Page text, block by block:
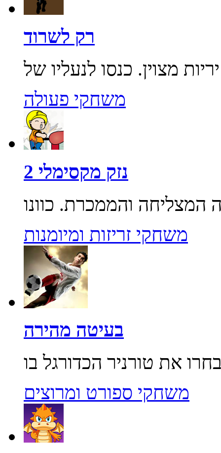
רק לשרוד
משחקי פעולה
נזק מקסימלי 2
משחקי זריזות ומיומנות
בעיטה מהירה
משחקי ספורט ומרוצים